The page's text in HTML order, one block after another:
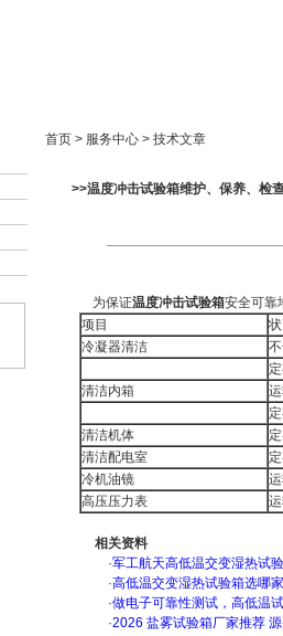
首页 > 服务中心 > 技术文章
>>温度冲击试验箱维护、保养、检
为保证温度冲击试验箱安全可靠
项目
冷凝器清洁
清洁内箱
清洁机体
清洁配电室
冷机油镜
高压压力表
相关资料
·军工航天高低温交变湿热试
·高低温交变湿热试验箱选哪
·做电子可靠性测试，高低温
·2026 盐雾试验箱厂家推荐